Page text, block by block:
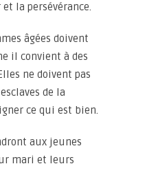
la persévérance.
âgées doivent
il convient à des
ne doivent pas
de la
ce qui est bien.
aux jeunes
mari et leurs